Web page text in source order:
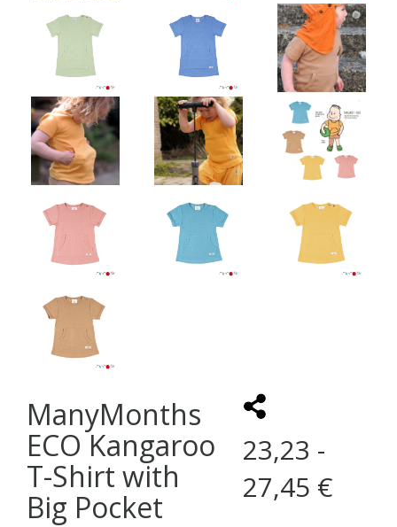
ManyMonths
ECO Kangaroo
T-Shirt with
Big Pocket
23,23 -
27,45 €